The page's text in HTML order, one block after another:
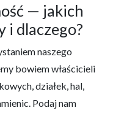
— jakich
i dlaczego?
naszego
bowiem właścicieli
działek, hal,
Podaj nam